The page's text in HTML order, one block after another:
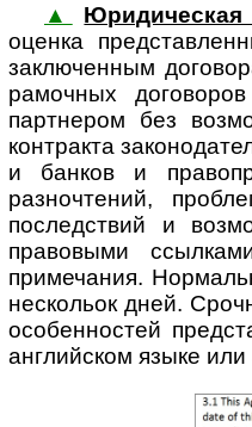
▲
Юридическая
оценка
заключенным
рамочных
партнером без
контракта
и банков и
разночтений,
последствий и
правовыми
примечания.
нескольок дней.
особенностей
английском языке